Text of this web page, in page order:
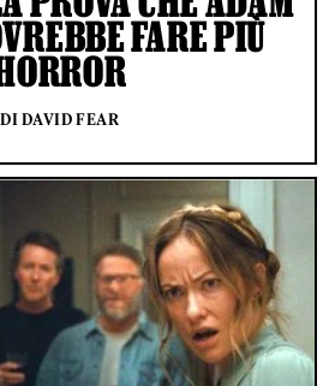
FARE PIÙ
DI DAVID FEAR